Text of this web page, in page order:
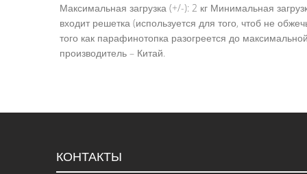
Максимальная загрузка (+/-): 2 кг Минимальная
входит решетка (используется для того, чтоб не
того как парафинотопка разогреется до
производитель – Китай.
КОНТАКТЫ